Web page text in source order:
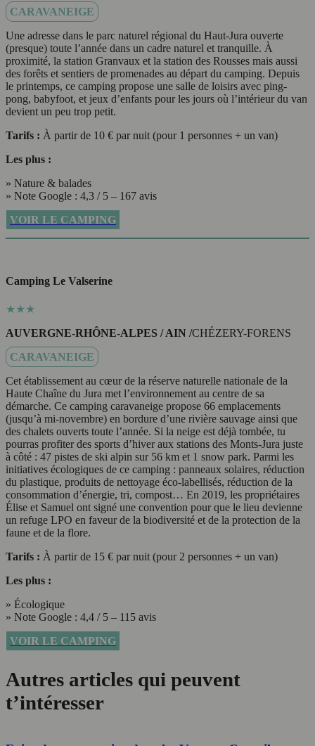
CARAVANEIGE
Une adresse dans le parc naturel régional du Haut-Jura ouverte
(presque) toute l’année dans un cadre naturel et tranquille. À
proximité, la station Granvaux et la station des Rousses mais aussi
des forêts et sentiers de promenades au départ du camping. Depuis
le printemps, ce camping propose une salle de loisirs avec ping-
pong, babyfoot, et jeux d’enfants pour les jours où l’intérieur du van
devient un peu trop petit.
Tarifs : À partir de 10 € par nuit (pour 1 personnes + un van)
Les plus :
» Nature & balades
» Note Google : 4,3 / 5 – 167 avis
VOIR LE CAMPING
Camping Le Valserine
★★★
AUVERGNE-RHÔNE-ALPES / AIN /CHÉZERY-FORENS
CARAVANEIGE
Cet établissement au cœur de la réserve naturelle nationale de la
Haute Chaîne du Jura met l’environnement au centre de sa
démarche. Ce camping caravaneige propose 66 emplacements
(jusqu’à mi-novembre) en bordure d’une rivière sauvage ainsi que
des chalets ouverts toute l’année. Si la neige est déjà tombée, tu
pourras profiter des sports d’hiver aux stations des Monts-Jura juste
à côté : 47 pistes de ski alpin sur 56 km et 1 snow park. Parmi les
initiatives écologiques de ce camping : panneaux solaires, réduction
du plastique, produits de nettoyage éco-labellisés, réduction de la
consommation d’énergie, tri, compost… En 2019, les propriétaires
Élise et Samuel ont signé une convention pour que le lieu devienne
un refuge LPO en faveur de la biodiversité et de la protection de la
faune et de la flore.
Tarifs : À partir de 15 € par nuit (pour 2 personnes + un van)
Les plus :
» Écologique
» Note Google : 4,4 / 5 – 115 avis
VOIR LE CAMPING
Autres articles qui peuvent
t’intéresser